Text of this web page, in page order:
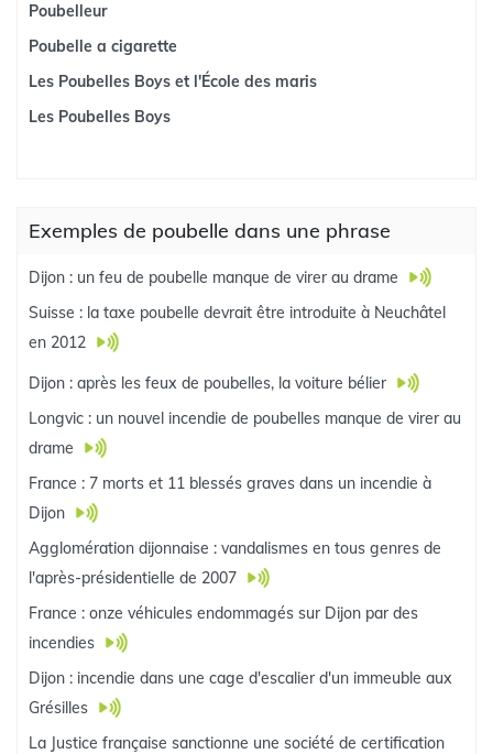
Poubelleur
Poubelle a cigarette
Les Poubelles Boys et l'École des maris
Les Poubelles Boys
Exemples de poubelle dans une phrase
Dijon : un feu de poubelle manque de virer au drame
Suisse : la taxe poubelle devrait être introduite à Neuchâtel
en 2012
Dijon : après les feux de poubelles, la voiture bélier
Longvic : un nouvel incendie de poubelles manque de virer au
drame
France : 7 morts et 11 blessés graves dans un incendie à
Dijon
Agglomération dijonnaise : vandalismes en tous genres de
l'après-présidentielle de 2007
France : onze véhicules endommagés sur Dijon par des
incendies
Dijon : incendie dans une cage d'escalier d'un immeuble aux
Grésilles
La Justice française sanctionne une société de certification